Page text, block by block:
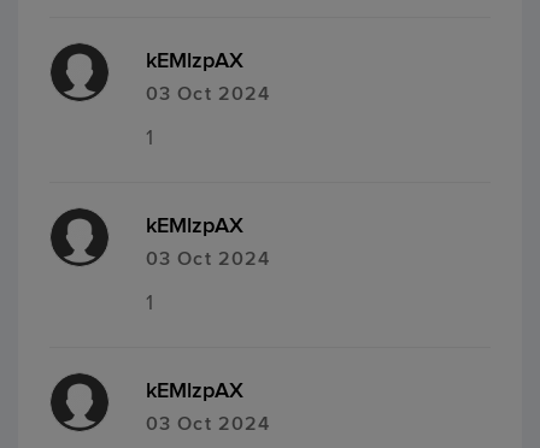
kEMlzpAX
03 Oct 2024
1
kEMlzpAX
03 Oct 2024
1
kEMlzpAX
03 Oct 2024